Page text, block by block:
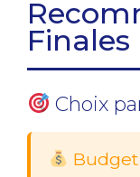
Finales
Choix